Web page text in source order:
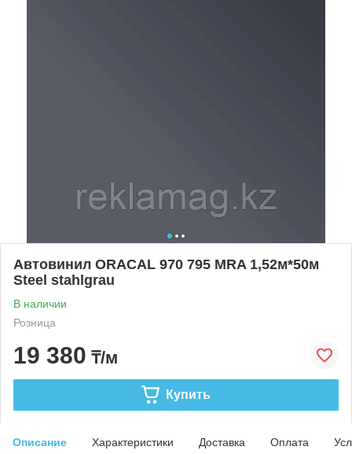
Автовинил ORACAL 970 795 MRA 1,52м*50м
Steel stahlgrau
В наличии
Розница
19 380 ₸/м
Купить
Описание Характеристики Доставка Оплата